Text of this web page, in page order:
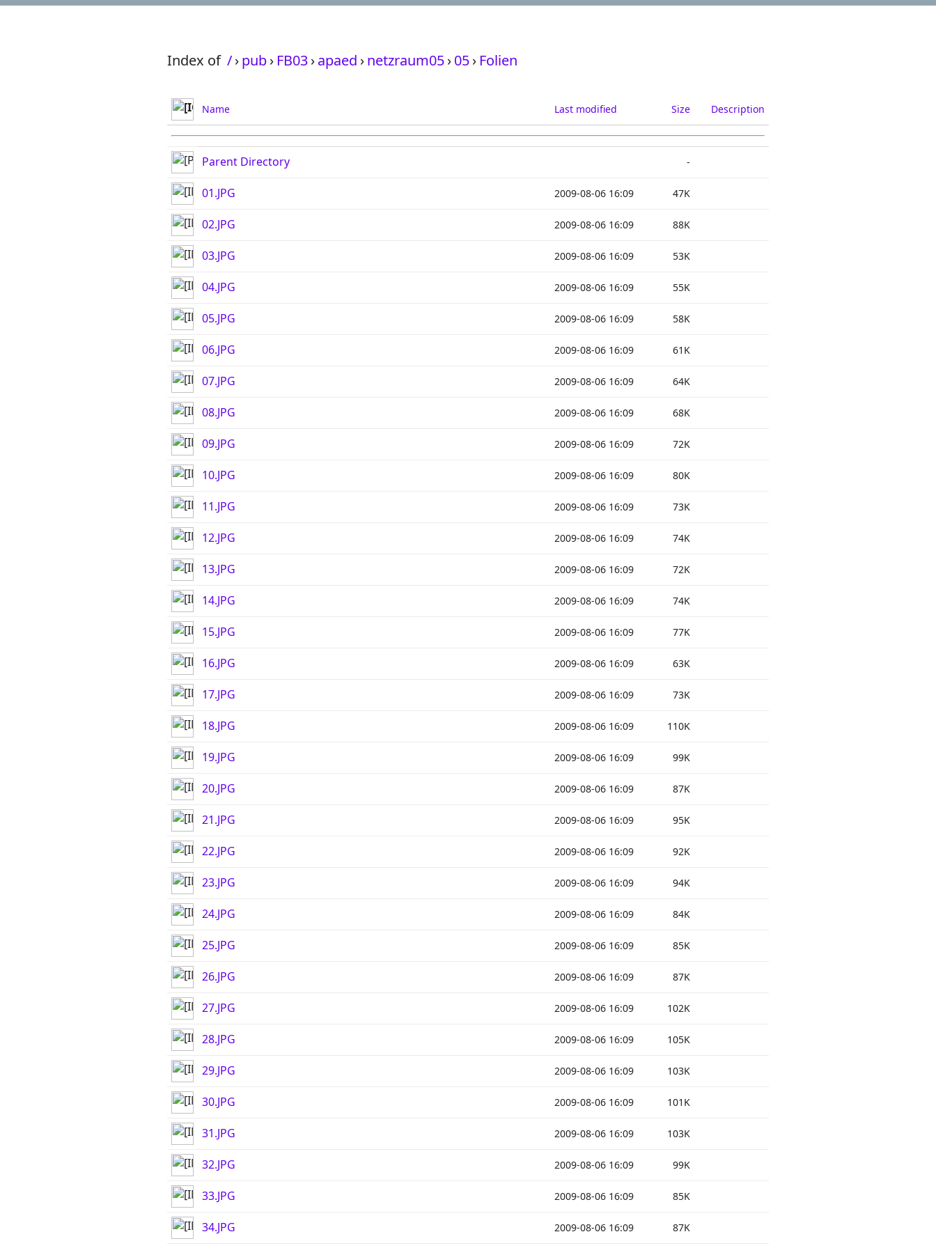
Index of /›pub› FB03›apaed ›netzraum05›05› Folien
Name Last modified Size Description
Parent Directory -
01.JPG 2009-08-06 16:09 47K
02.JPG 2009-08-06 16:09 88K
03.JPG 2009-08-06 16:09 53K
04.JPG 2009-08-06 16:09 55K
05.JPG 2009-08-06 16:09 58K
06.JPG 2009-08-06 16:09 61K
07.JPG 2009-08-06 16:09 64K
08.JPG 2009-08-06 16:09 68K
09.JPG 2009-08-06 16:09 72K
10.JPG 2009-08-06 16:09 80K
11.JPG 2009-08-06 16:09 73K
12.JPG 2009-08-06 16:09 74K
13.JPG 2009-08-06 16:09 72K
14.JPG 2009-08-06 16:09 74K
15.JPG 2009-08-06 16:09 77K
16.JPG 2009-08-06 16:09 63K
17.JPG 2009-08-06 16:09 73K
18.JPG 2009-08-06 16:09 110K
19.JPG 2009-08-06 16:09 99K
20.JPG 2009-08-06 16:09 87K
21.JPG 2009-08-06 16:09 95K
22.JPG 2009-08-06 16:09 92K
23.JPG 2009-08-06 16:09 94K
24.JPG 2009-08-06 16:09 84K
25.JPG 2009-08-06 16:09 85K
26.JPG 2009-08-06 16:09 87K
27.JPG 2009-08-06 16:09 102K
28.JPG 2009-08-06 16:09 105K
29.JPG 2009-08-06 16:09 103K
30.JPG 2009-08-06 16:09 101K
31.JPG 2009-08-06 16:09 103K
32.JPG 2009-08-06 16:09 99K
33.JPG 2009-08-06 16:09 85K
34.JPG 2009-08-06 16:09 87K